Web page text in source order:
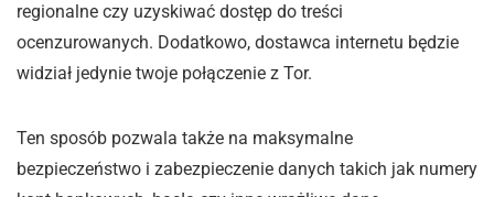
regionalne czy uzyskiwać dostęp do treści
ocenzurowanych. Dodatkowo, dostawca internetu będzie
widział jedynie twoje połączenie z Tor.
Ten sposób pozwala także na maksymalne
bezpieczeństwo i zabezpieczenie danych takich jak numery